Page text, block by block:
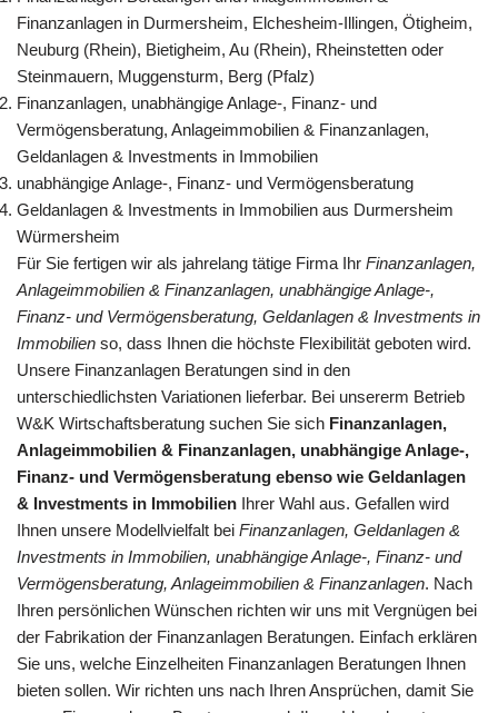
Finanzanlagen in Durmersheim, Elchesheim-Illingen, Ötigheim,
Neuburg (Rhein), Bietigheim, Au (Rhein), Rheinstetten oder
Steinmauern, Muggensturm, Berg (Pfalz)
Finanzanlagen, unabhängige Anlage-, Finanz- und
Vermögensberatung, Anlageimmobilien & Finanzanlagen,
Geldanlagen & Investments in Immobilien
unabhängige Anlage-, Finanz- und Vermögensberatung
Geldanlagen & Investments in Immobilien aus Durmersheim
Würmersheim
Für Sie fertigen wir als jahrelang tätige Firma Ihr Finanzanlagen,
Anlageimmobilien & Finanzanlagen, unabhängige Anlage-,
Finanz- und Vermögensberatung, Geldanlagen & Investments in
Immobilien so, dass Ihnen die höchste Flexibilität geboten wird.
Unsere Finanzanlagen Beratungen sind in den
unterschiedlichsten Variationen lieferbar. Bei unsererm Betrieb
W&K Wirtschaftsberatung suchen Sie sich Finanzanlagen,
Anlageimmobilien & Finanzanlagen, unabhängige Anlage-,
Finanz- und Vermögensberatung ebenso wie Geldanlagen
& Investments in Immobilien Ihrer Wahl aus. Gefallen wird
Ihnen unsere Modellvielfalt bei Finanzanlagen, Geldanlagen &
Investments in Immobilien, unabhängige Anlage-, Finanz- und
Vermögensberatung, Anlageimmobilien & Finanzanlagen. Nach
Ihren persönlichen Wünschen richten wir uns mit Vergnügen bei
der Fabrikation der Finanzanlagen Beratungen. Einfach erklären
Sie uns, welche Einzelheiten Finanzanlagen Beratungen Ihnen
bieten sollen. Wir richten uns nach Ihren Ansprüchen, damit Sie